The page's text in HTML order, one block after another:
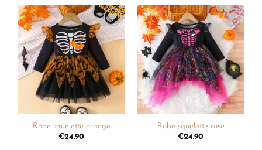
Ajouter
à la
liste de
souhaits
Robe squelette orange
€24.90
Ajouter
à la
liste de
souhaits
Robe squelette rose
€24.90